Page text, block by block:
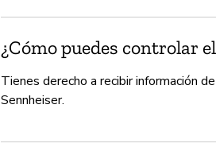
¿Cómo puedes controlar
Tienes derecho a recibir información
Sennheiser.